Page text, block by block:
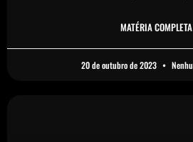
MATÉRIA
20 de outubro de 2023